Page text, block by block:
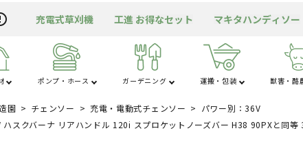
充電式草刈機 工進 お得なセット マキタハンディソー
散布機 溝切り機
ル 被覆資材 育苗資材
ポンプ・ホース
ホース 潅水資材
ガーデニング
刈払機 チェンソー
運搬・包装
運搬車 アルミブリッジ 包
獣害・酪
獣害用品
充電器・変圧器 バッテリー
切断機 送風機
精米・石抜・製粉 米保冷・保管
暖房機 テント
か行 さ行
園 チェンソー 充電・電動式チェンソー
パワー別：36V
ハスクバーナ リアハンドル 120i スプロケットノーズバー H38 90PXと同